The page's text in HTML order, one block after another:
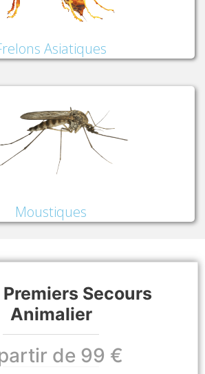
Asiatiques
Moustiques
Secours
Animalier
de 99 €